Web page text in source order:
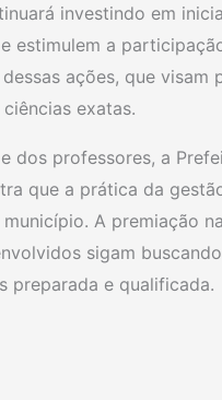
investindo em
estimulem a
ações, que visam
exatas.
dos professores, a
que a prática da
A premiação
sigam
preparada e qualificada.